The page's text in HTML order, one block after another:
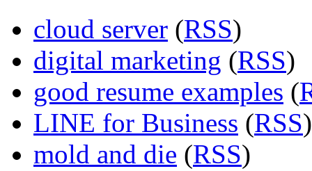
cloud server (RSS)
digital marketing (RSS)
good resume examples (
LINE for Business (RSS)
mold and die (RSS)